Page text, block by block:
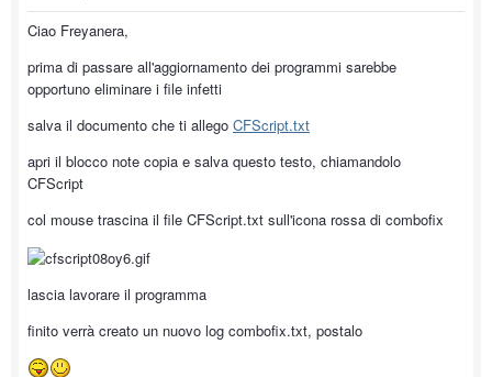
Ciao Freyanera,
prima di passare all'aggiornamento dei programmi sarebbe
opportuno eliminare i file infetti
salva il documento che ti allego CFScript.txt
apri il blocco note copia e salva questo testo, chiamandolo
CFScript
col mouse trascina il file CFScript.txt sull'icona rossa di combofix
lascia lavorare il programma
finito verrà creato un nuovo log combofix.txt, postalo